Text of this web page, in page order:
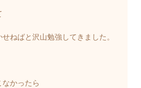
ねばと沢山勉強してきました。
かったら